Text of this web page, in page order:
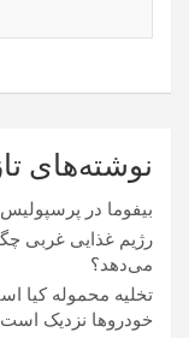
نوشته‌های
بیفوما در
رژیم غذایی غربی
می‌دهد؟
تخلیه محموله کیا
خودروها نزدیک است